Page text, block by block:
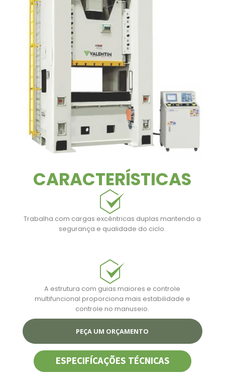
CARACTERÍSTICAS
Trabalha com cargas excêntricas duplas mantendo a
segurança e qualidade do ciclo.
A estrutura com guias maiores e controle
multifuncional proporciona mais estabilidade e
controle no manuseio.
PEÇA UM ORÇAMENTO
ESPECIFÍCAÇÕES TÉCNICAS